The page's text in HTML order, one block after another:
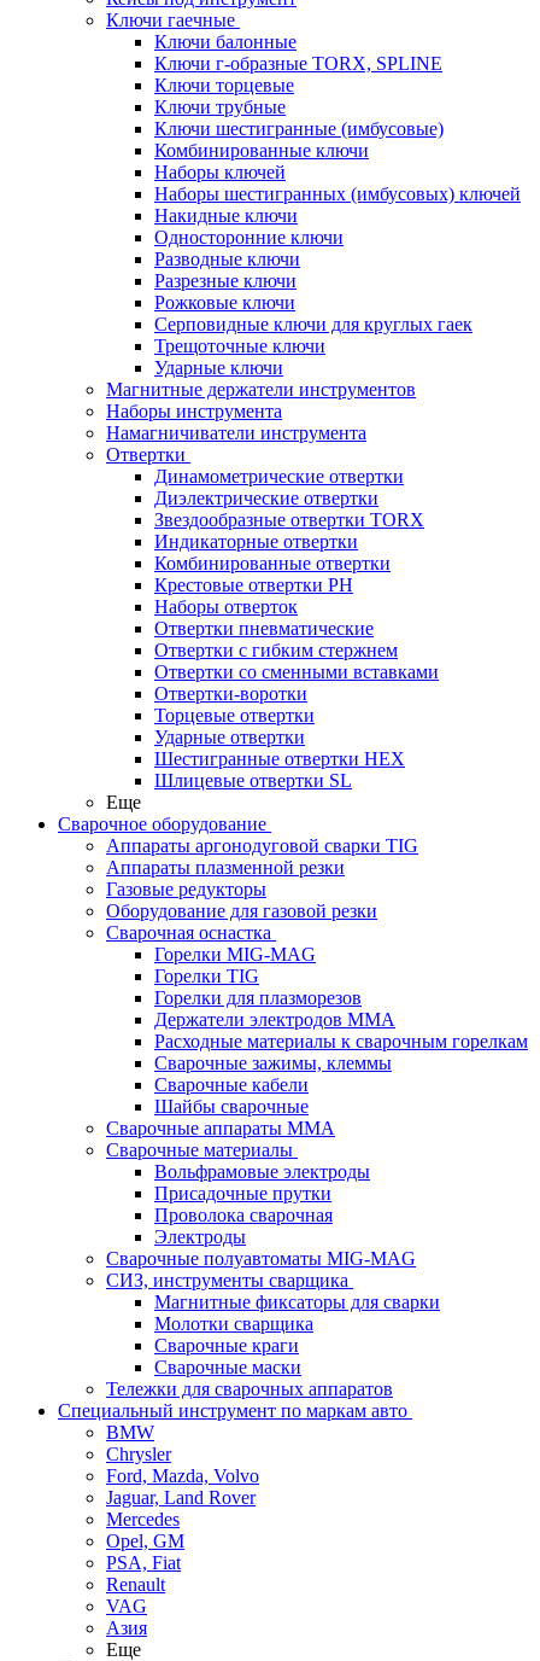
Ключи гаечные
Ключи балонные
Ключи г-образные TORX, SPLINE
Ключи торцевые
Ключи трубные
Ключи шестигранные (имбусовые)
Комбинированные ключи
Наборы ключей
Наборы шестигранных (имбусовых) ключей
Накидные ключи
Односторонние ключи
Разводные ключи
Разрезные ключи
Рожковые ключи
Серповидные ключи для круглых гаек
Трещоточные ключи
Ударные ключи
Магнитные держатели инструментов
Наборы инструмента
Намагничиватели инструмента
Отвертки
Динамометрические отвертки
Диэлектрические отвертки
Звездообразные отвертки TORX
Индикаторные отвертки
Комбинированные отвертки
Крестовые отвертки PH
Наборы отверток
Отвертки пневматические
Отвертки с гибким стержнем
Отвертки со сменными вставками
Отвертки-воротки
Торцевые отвертки
Ударные отвертки
Шестигранные отвертки HEX
Шлицевые отвертки SL
Еще
Сварочное оборудование
Аппараты аргонодуговой сварки TIG
Аппараты плазменной резки
Газовые редукторы
Оборудование для газовой резки
Сварочная оснастка
Горелки MIG-MAG
Горелки TIG
Горелки для плазморезов
Держатели электродов ММА
Расходные материалы к сварочным горелкам
Сварочные зажимы, клеммы
Сварочные кабели
Шайбы сварочные
Сварочные аппараты MMA
Сварочные материалы
Вольфрамовые электроды
Присадочные прутки
Проволока сварочная
Электроды
Сварочные полуавтоматы MIG-MAG
СИЗ, инструменты сварщика
Магнитные фиксаторы для сварки
Молотки сварщика
Сварочные краги
Сварочные маски
Тележки для сварочных аппаратов
Специальный инструмент по маркам авто
BMW
Chrysler
Ford, Mazda, Volvo
Jaguar, Land Rover
Mercedes
Opel, GM
PSA, Fiat
Renault
VAG
Азия
Еще